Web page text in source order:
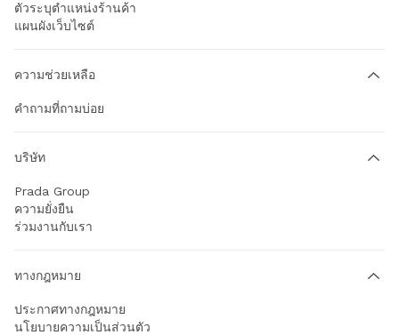
ตัวระบุตำแหน่งร้านค้า
แผนผังเว็บไซต์
ความช่วยเหลือ
คำถามที่ถามบ่อย
บริษัท
Prada Group
ความยั่งยืน
ร่วมงานกับเรา
ทางกฎหมาย
ประกาศทางกฎหมาย
นโยบายความเป็นส่วนตัว